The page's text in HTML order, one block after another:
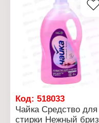
Код: 518033
Чайка Средство для
стирки Нежный бриз